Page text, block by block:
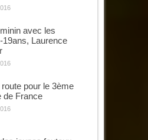
avec les
19ans, Laurence
pour le 3ème
de France